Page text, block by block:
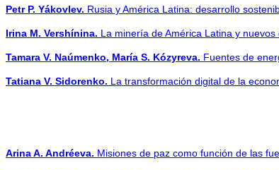
Petr P. Yákovlev. Rusia y América Latina: desarrollo
Irina M. Vershínina. La minería de América Latina y
Tamara V. Naúmenko, María S. Kózyreva. Fuentes de
Tatiana V. Sidorenko. La transformación digital de la
Arina A. Andréeva. Misiones de paz como función de las